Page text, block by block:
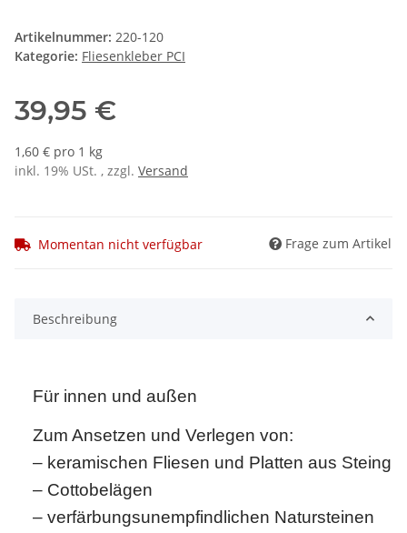
Artikelnummer: 220-120
Kategorie: Fliesenkleber PCI
39,95 €
1,60 € pro 1 kg
inkl. 19% USt. , zzgl. Versand
Momentan nicht verfügbar Frage zum Artikel
Beschreibung
Für innen und außen
Zum Ansetzen und Verlegen von:
– keramischen Fliesen und Platten aus
– Cottobelägen
– verfärbungsunempfindlichen Natursteinen